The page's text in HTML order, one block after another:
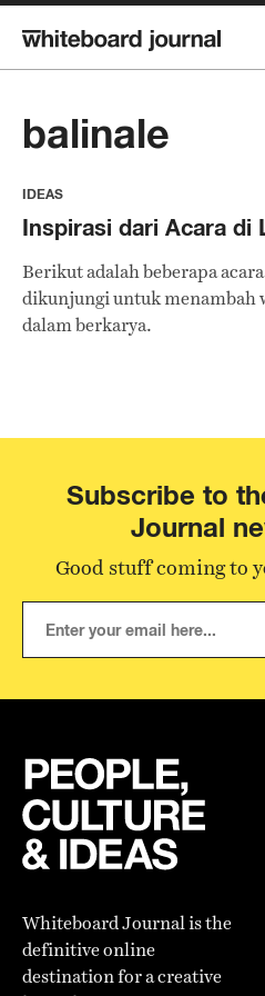
balinale
IDEAS
Inspirasi dari Acara di
Berikut adalah beberapa
dikunjungi untuk menambah
dalam berkarya.
Subscribe to
Journal
Good stuff coming to
Whiteboard Journal is the
definitive online
destination for a creative